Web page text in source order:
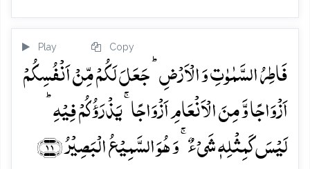
Play Copy
فَاطِرُ السَّمٰوٰتِ وَ الۡاَرۡضِ ؕ جَعَلَ لَکُمۡ مِّنۡ اَنۡفُسِکُمۡ
اَزۡوَاجًا وَّ مِنَ الۡاَنۡعَامِ اَزۡوَاجًا ۚ یَذۡرَؤُکُمۡ فِیۡہِ ؕ
لَیۡسَ کَمِثۡلِہٖ شَیۡءٌ ۚ وَ ہُوَ السَّمِیۡعُ الۡبَصِیۡرُ ﴿۱۱﴾